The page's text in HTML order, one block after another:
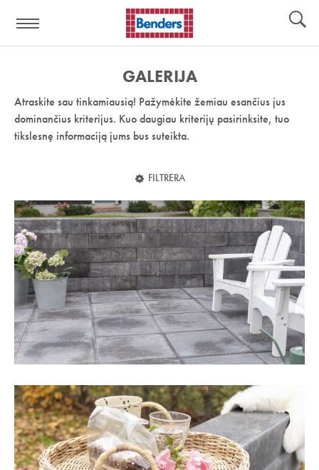
nuoroda:
GALERIJA
Atraskite sau tinkamiausią! Pažymėkite žemiau esančius jus
dominančius kriterijus. Kuo daugiau kriterijų pasirinksite, tuo
tikslesnę informaciją jums bus suteikta.
FILTRERA